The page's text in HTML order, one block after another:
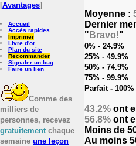
[Avantages]
Accueil
Accès rapides
Imprimer
Livre d'or
Plan du site
Recommander
Signaler un bug
Faire un lien
Comme des
milliers de
personnes, recevez
gratuitementchaque
semaine une leçon
Moyenne :
Dernier
" Bravo!"
0% - 24.9%
25% - 49.9%
50% - 74.9%
75% - 99.9%
Parfait - 100%
43.2% ont
56.8% ont
Moins de
Au moins